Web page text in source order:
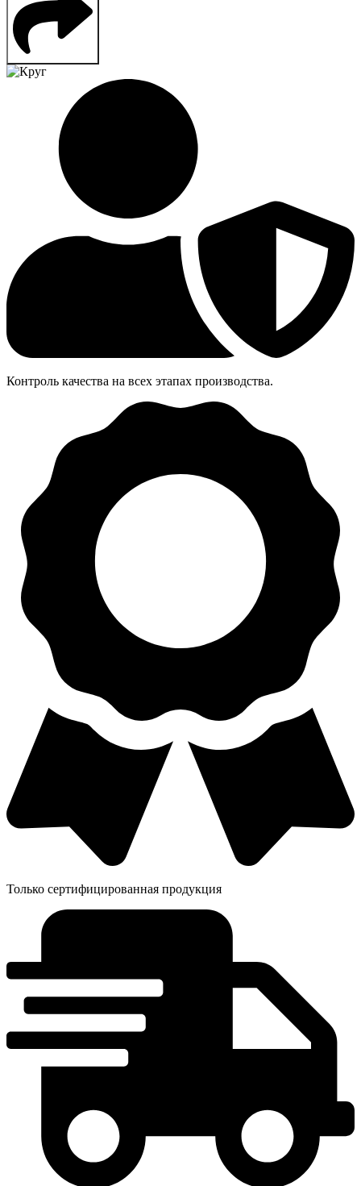
Контроль качества на всех этапах производства.
Только сертифицированная продукция